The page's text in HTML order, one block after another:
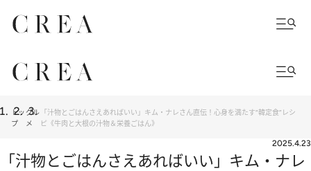
トッ
プ
グル
メ
「汁物とごはんさえあればいい」キム・ナレさん直伝！心身を満たす“韓定食”レシ
ピ《牛肉と大根の汁物＆栄養ごはん》
2025.4.23
「汁物とごはんさえあればいい」キム・ナレ